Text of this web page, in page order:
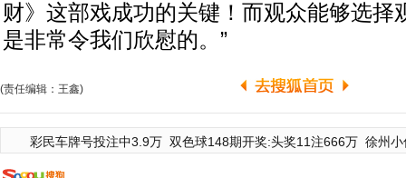
财》这部戏成功的关键！而观众能够选择
是非常令我们欣慰的。”
(责任编辑：王鑫)
彩民车牌号投注中3.9万 双色球148期开奖:头奖11注666万 徐州